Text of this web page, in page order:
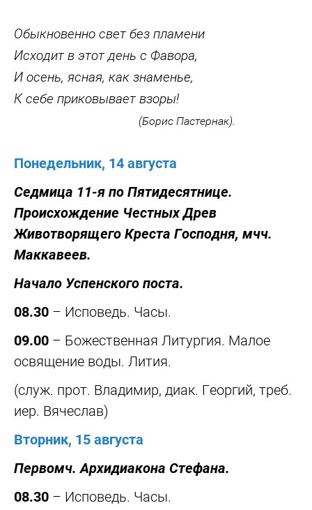
Обыкновенно свет без пламени
Исходит в этот день с Фавора,
И осень, ясная, как знаменье,
К себе приковывает взоры!
(Борис Пастернак).
Понедельник, 14 августа
Седмица 11-я по Пятидесятнице.
Происхождение Честных Древ
Животворящего Креста Господня, мчч.
Маккавеев.
Начало Успенского поста.
08.30 – Исповедь. Часы.
09.00 – Божественная Литургия. Малое
освящение воды. Лития.
(служ. прот. Владимир, диак. Георгий, треб.
иер. Вячеслав)
Вторник, 15 августа
Первомч. Архидиакона Стефана.
08.30 – Исповедь. Часы.